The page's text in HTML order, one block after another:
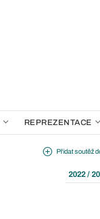
REPREZENTACE
Přidat soutěž
2022 /